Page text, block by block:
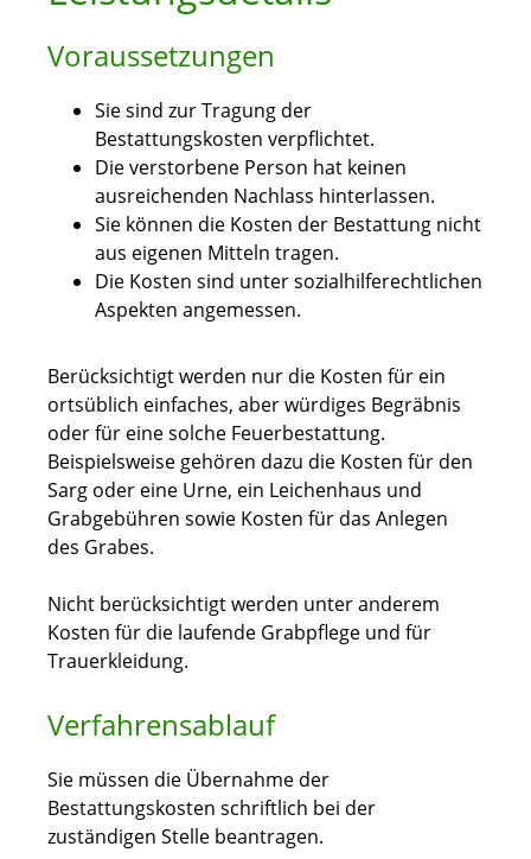
Voraussetzungen
Sie sind zur Tragung der
Bestattungskosten verpflichtet.
Die verstorbene Person hat keinen
ausreichenden Nachlass hinterlassen.
Sie können die Kosten der Bestattung nicht
aus eigenen Mitteln tragen.
Die Kosten sind unter sozialhilferechtlichen
Aspekten angemessen.
Berücksichtigt werden nur die Kosten für ein
ortsüblich einfaches, aber würdiges Begräbnis
oder für eine solche Feuerbestattung.
Beispielsweise gehören dazu die Kosten für den
Sarg oder eine Urne, ein Leichenhaus und
Grabgebühren sowie Kosten für das Anlegen
des Grabes.
Nicht berücksichtigt werden unter anderem
Kosten für die laufende Grabpflege und für
Trauerkleidung.
Verfahrensablauf
Sie müssen die Übernahme der
Bestattungskosten schriftlich bei der
zuständigen Stelle beantragen.